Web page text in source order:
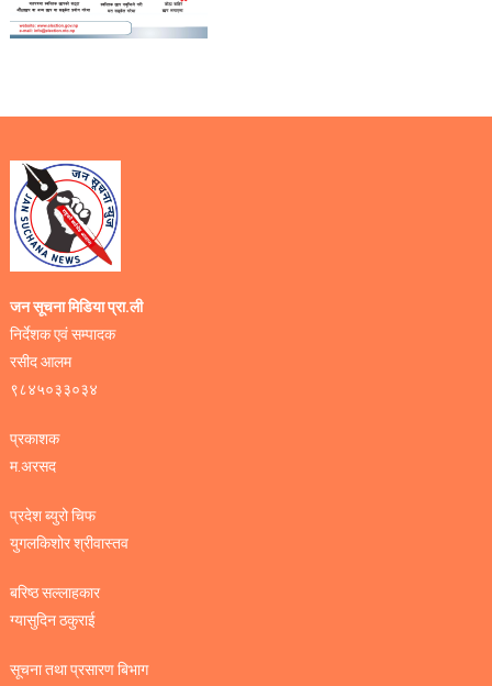
जन सूचना मिडिया प्रा.ली
निर्देशक एवं सम्पादक
रसीद आलम
९८४५०३३०३४
प्रकाशक
म.अरसद
प्रदेश ब्युरो चिफ
युगलकिशोर श्रीवास्तव
बरिष्ठ सल्लाहकार
ग्यासुदिन ठकुराई
सूचना तथा प्रसारण बिभाग